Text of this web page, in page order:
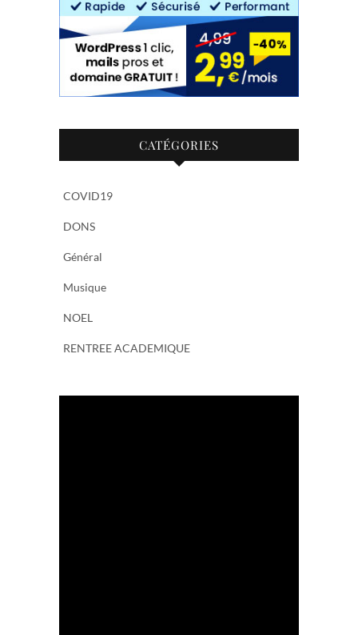
CATÉGORIES
COVID19
DONS
Général
Musique
NOEL
RENTREE ACADEMIQUE